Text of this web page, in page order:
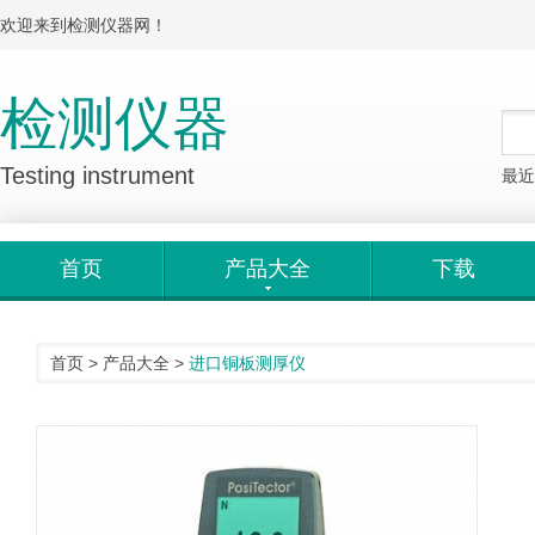
欢迎来到检测仪器网！
检测仪器
Testing instrument 最
首页 产品大全 下载
首页 > 产品大全 > 进口铜板测厚仪